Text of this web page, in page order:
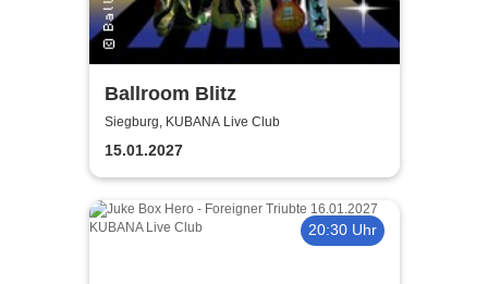
Ballroom Blitz
Siegburg, KUBANA Live Club
15.01.2027
20:30 Uhr